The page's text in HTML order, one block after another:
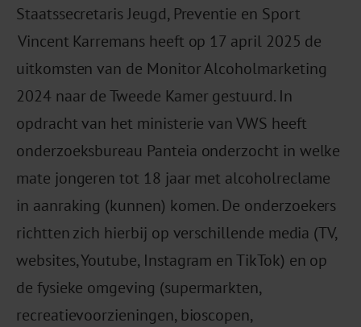
Staatssecretaris Jeugd, Preventie en Sport​​
Vincent Karremans heeft op 17 april 2025 de
uitkomsten van de Monitor Alcoholmarketing
2024 naar de Tweede Kamer gestuurd. In
opdracht van het ministerie van VWS heeft
onderzoeksbureau Panteia onderzocht in welke
mate jongeren tot 18 jaar met alcoholreclame
in aanraking (kunnen) komen. De onderzoekers
richtten zich hierbij op verschillende media (TV,
websites, Youtube, Instagram en TikTok) en op
de fysieke omgeving (supermarkten,
recreatievoorzieningen, bioscopen,